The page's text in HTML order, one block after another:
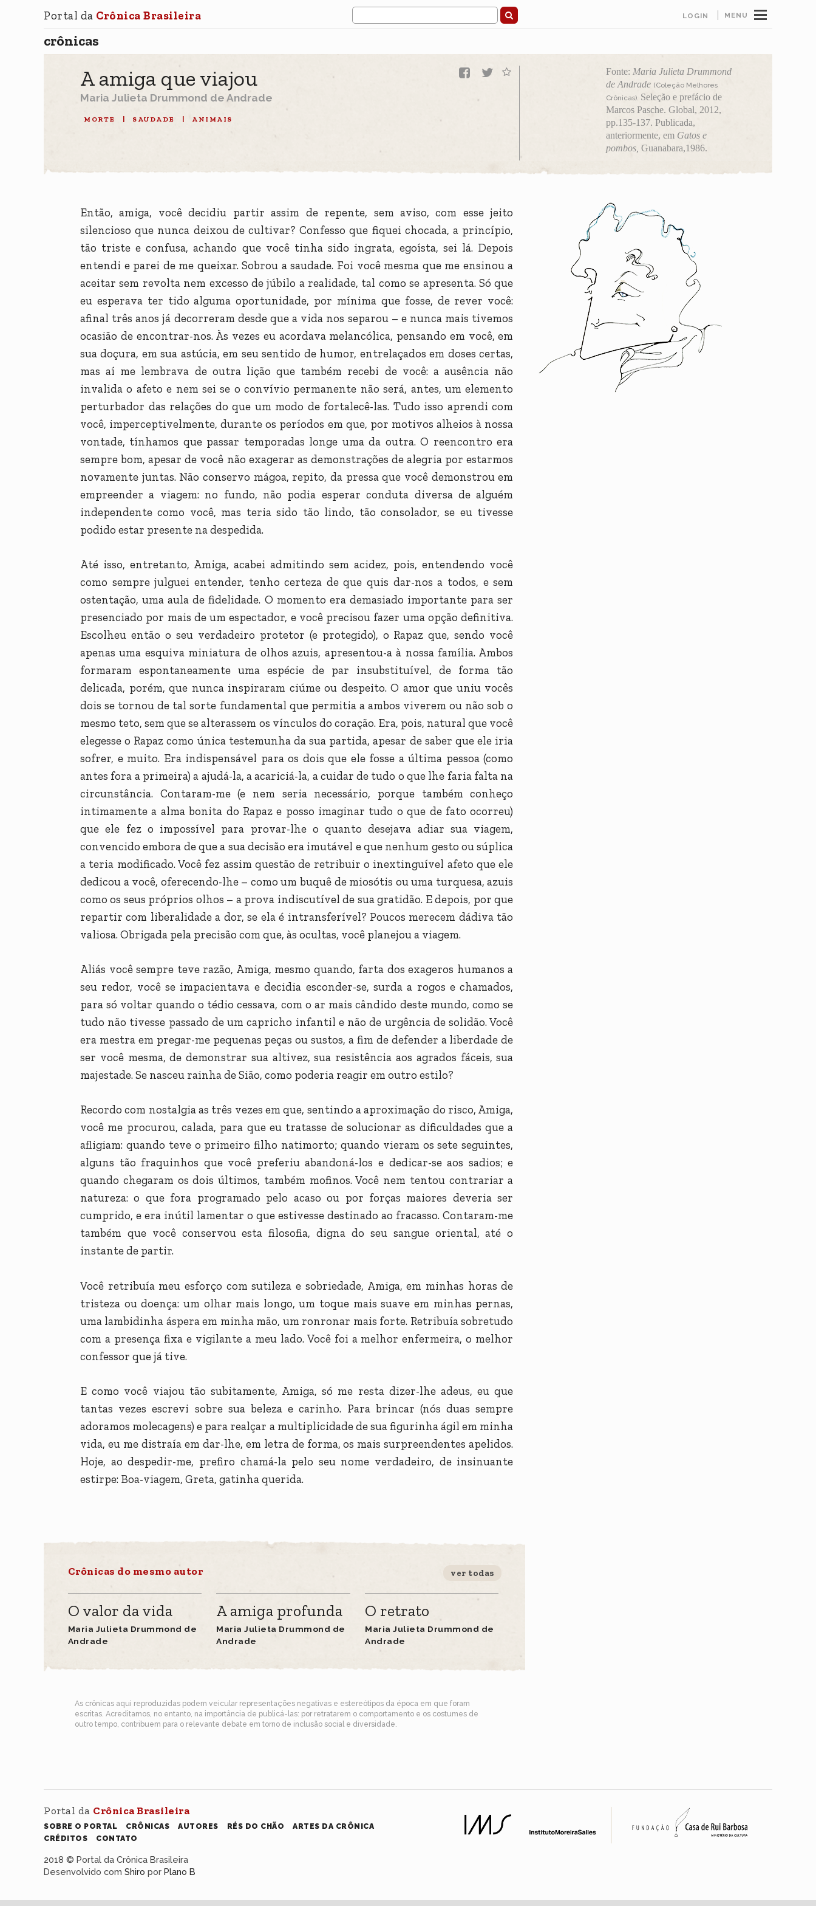
MENU
Portal da Crônica Brasileira LOGIN
crônicas
A amiga que viajou
Maria Julieta Drummond de Andrade
MORTE SAUDADE ANIMAIS
Fonte: Maria Julieta Drummond
de Andrade (Coleção Melhores
Crônicas). Seleção e prefácio de
Marcos Pasche. Global, 2012,
pp.135-137.Publicada,
anteriormente, em Gatos e
pombos,Guanabara,1986.
Então, amiga, você decidiu partir assim de repente, sem aviso, com esse jeito
silencioso que nunca deixou de cultivar? Confesso que fiquei chocada, a princípio,
tão triste e confusa, achando que você tinha sido ingrata, egoísta, sei lá. Depois
entendi e parei de me queixar. Sobrou a saudade. Foi você mesma que me ensinou a
aceitar sem revolta nem excesso de júbilo a realidade, tal como se apresenta. Só que
eu esperava ter tido alguma oportunidade, por mínima que fosse, de rever você:
afinal três anos já decorreram desde que a vida nos separou – e nunca mais tivemos
ocasião de encontrar-nos. Às vezes eu acordava melancólica, pensando em você, em
sua doçura, em sua astúcia, em seu sentido de humor, entrelaçados em doses certas,
mas aí me lembrava de outra lição que também recebi de você: a ausência não
invalida o afeto e nem sei se o convívio permanente não será, antes, um elemento
perturbador das relações do que um modo de fortalecê-las. Tudo isso aprendi com
você, imperceptivelmente, durante os períodos em que, por motivos alheios à nossa
vontade, tínhamos que passar temporadas longe uma da outra. O reencontro era
sempre bom, apesar de você não exagerar as demonstrações de alegria por estarmos
novamente juntas. Não conservo mágoa, repito, da pressa que você demonstrou em
empreender a viagem: no fundo, não podia esperar conduta diversa de alguém
independente como você, mas teria sido tão lindo, tão consolador, se eu tivesse
podido estar presente na despedida.
Até isso, entretanto, Amiga, acabei admitindo sem acidez, pois, entendendo você
como sempre julguei entender, tenho certeza de que quis dar-nos a todos, e sem
ostentação, uma aula de fidelidade. O momento era demasiado importante para ser
presenciado por mais de um espectador, e você precisou fazer uma opção definitiva.
Escolheu então o seu verdadeiro protetor (e protegido), o Rapaz que, sendo você
apenas uma esquiva miniatura de olhos azuis, apresentou-a à nossa família. Ambos
formaram espontaneamente uma espécie de par insubstituível, de forma tão
delicada, porém, que nunca inspiraram ciúme ou despeito. O amor que uniu vocês
dois se tornou de tal sorte fundamental que permitia a ambos viverem ou não sob o
mesmo teto, sem que se alterassem os vínculos do coração. Era, pois, natural que você
elegesse o Rapaz como única testemunha da sua partida, apesar de saber que ele iria
sofrer, e muito. Era indispensável para os dois que ele fosse a última pessoa (como
antes fora a primeira) a ajudá-la, a acariciá-la, a cuidar de tudo o que lhe faria falta na
circunstância. Contaram-me (e nem seria necessário, porque também conheço
intimamente a alma bonita do Rapaz e posso imaginar tudo o que de fato ocorreu)
que ele fez o impossível para provar-lhe o quanto desejava adiar sua viagem,
convencido embora de que a sua decisão era imutável e que nenhum gesto ou súplica
a teria modificado. Você fez assim questão de retribuir o inextinguível afeto que ele
dedicou a você, oferecendo-lhe – como um buquê de miosótis ou uma turquesa, azuis
como os seus próprios olhos – a prova indiscutível de sua gratidão. E depois, por que
repartir com liberalidade a dor, se ela é intransferível? Poucos merecem dádiva tão
valiosa. Obrigada pela precisão com que, às ocultas, você planejou a viagem.
Aliás você sempre teve razão, Amiga, mesmo quando, farta dos exageros humanos a
seu redor, você se impacientava e decidia esconder-se, surda a rogos e chamados,
para só voltar quando o tédio cessava, com o ar mais cândido deste mundo, como se
tudo não tivesse passado de um capricho infantil e não de urgência de solidão. Você
era mestra em pregar-me pequenas peças ou sustos, a fim de defender a liberdade de
ser você mesma, de demonstrar sua altivez, sua resistência aos agrados fáceis, sua
majestade. Se nasceu rainha de Sião, como poderia reagir em outro estilo?
Recordo com nostalgia as três vezes em que, sentindo a aproximação do risco, Amiga,
você me procurou, calada, para que eu tratasse de solucionar as dificuldades que a
afligiam: quando teve o primeiro filho natimorto; quando vieram os sete seguintes,
alguns tão fraquinhos que você preferiu abandoná-los e dedicar-se aos sadios; e
quando chegaram os dois últimos, também mofinos. Você nem tentou contrariar a
natureza: o que fora programado pelo acaso ou por forças maiores deveria ser
cumprido, e era inútil lamentar o que estivesse destinado ao fracasso. Contaram-me
também que você conservou esta filosofia, digna do seu sangue oriental, até o
instante de partir.
Você retribuía meu esforço com sutileza e sobriedade, Amiga, em minhas horas de
tristeza ou doença: um olhar mais longo, um toque mais suave em minhas pernas,
uma lambidinha áspera em minha mão, um ronronar mais forte. Retribuía sobretudo
com a presença fixa e vigilante a meu lado. Você foi a melhor enfermeira, o melhor
confessor que já tive.
E como você viajou tão subitamente, Amiga, só me resta dizer-lhe adeus, eu que
tantas vezes escrevi sobre sua beleza e carinho. Para brincar (nós duas sempre
adoramos molecagens) e para realçar a multiplicidade de sua figurinha ágil em minha
vida, eu me distraía em dar-lhe, em letra de forma, os mais surpreendentes apelidos.
Hoje, ao despedir-me, prefiro chamá-la pelo seu nome verdadeiro, de insinuante
estirpe: Boa-viagem, Greta, gatinha querida.
Crônicas do mesmo autor ver todas
O valor da vida
Maria Julieta Drummond de
Andrade
A amiga profunda
Maria Julieta Drummond de
Andrade
O retrato
Maria Julieta Drummond de
Andrade
As crônicas aqui reproduzidas podem veicular representações negativas e estereótipos da época em que foram
escritas. Acreditamos, no entanto, na importância de publicá-las: por retratarem o comportamento e os costumes de
outro tempo, contribuem para o relevante debate em torno de inclusão social e diversidade.
Portal da Crônica Brasileira
SOBRE O PORTAL CRÔNICAS AUTORES RÉS DO CHÃO
ARTES DA CRÔNICA
CRÉDITOS
CONTATO
2018 © Portal da Crônica Brasileira
Desenvolvido com Shiro por Plano B